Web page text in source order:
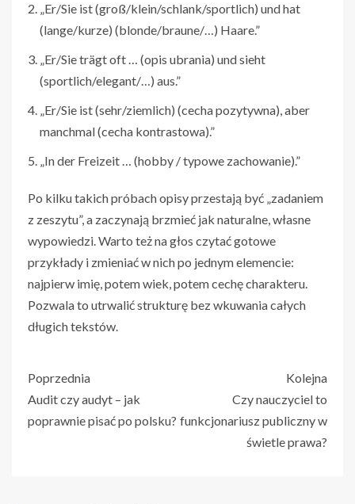
„Er/Sie ist (groß/klein/schlank/sportlich) und hat
(lange/kurze) (blonde/braune/…) Haare.”
„Er/Sie trägt oft … (opis ubrania) und sieht
(sportlich/elegant/…) aus.”
„Er/Sie ist (sehr/ziemlich) (cecha pozytywna), aber
manchmal (cecha kontrastowa).”
„In der Freizeit … (hobby / typowe zachowanie).”
Po kilku takich próbach opisy przestają być „zadaniem
z zeszytu”, a zaczynają brzmieć jak naturalne, własne
wypowiedzi. Warto też na głos czytać gotowe
przykłady i zmieniać w nich po jednym elemencie:
najpierw imię, potem wiek, potem cechę charakteru.
Pozwala to utrwalić strukturę bez wkuwania całych
długich tekstów.
Poprzednia
Audit czy audyt – jak
poprawnie pisać po polsku?
Kolejna
Czy nauczyciel to
funkcjonariusz publiczny w
świetle prawa?